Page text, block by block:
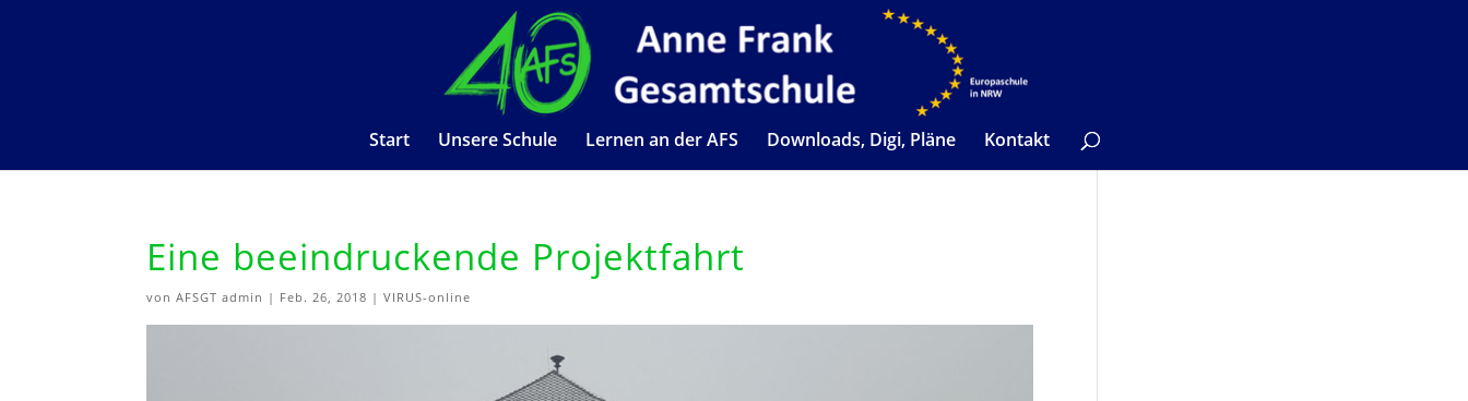
Start Unsere Schule Lernen an der AFS Downloads, Digi, Pläne Kontakt
Eine beeindruckende Projektfahrt
vonAFSGT admin | Feb. 26, 2018 |VIRUS-online